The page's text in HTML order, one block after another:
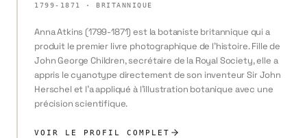
1799-1871 · BRITANNIQUE
Anna Atkins (1799-1871) est la botaniste britannique qui a
produit le premier livre photographique de l'histoire. Fille de
John George Children, secrétaire de la Royal Society, elle a
appris le cyanotype directement de son inventeur Sir John
Herschel et l'a appliqué à l'illustration botanique avec une
précision scientifique.
VOIR LE PROFIL COMPLET